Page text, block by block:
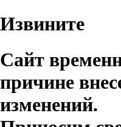
Извините
Сайт
причине
изменений.